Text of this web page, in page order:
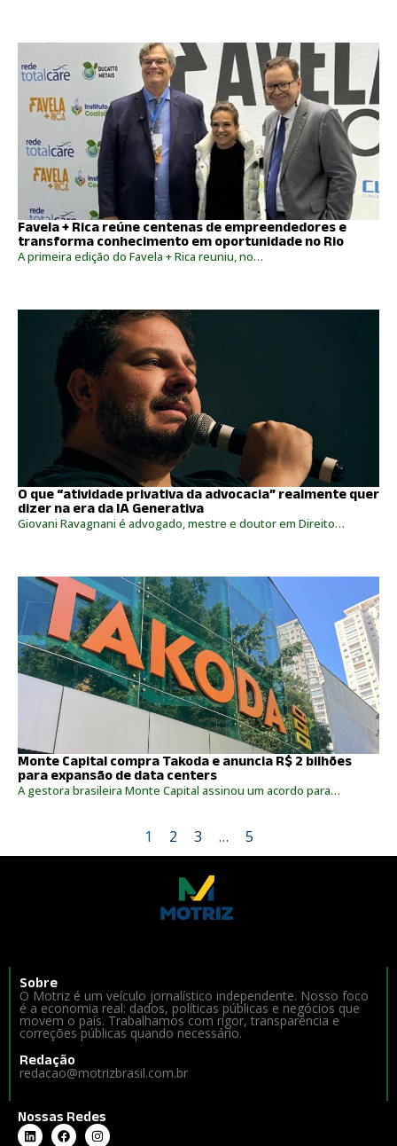
Favela + Rica reúne centenas de empreendedores e
transforma conhecimento em oportunidade no Rio
A primeira edição do Favela + Rica reuniu, no…
O que “atividade privativa da advocacia” realmente quer
dizer na era da IA Generativa
Giovani Ravagnani é advogado, mestre e doutor em Direito…
Monte Capital compra Takoda e anuncia R$ 2 bilhões
para expansão de data centers
A gestora brasileira Monte Capital assinou um acordo para…
1 2 3 … 5
Sobre
O Motriz é um veículo jornalístico independente. Nosso foco
é a economia real: dados, políticas públicas e negócios que
movem o país. Trabalhamos com rigor, transparência e
correções públicas quando necessário.
Redação
redacao@motrizbrasil.com.br
Nossas Redes